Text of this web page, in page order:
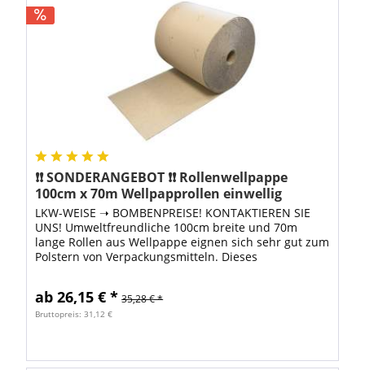
❗❗ SONDERANGEBOT ❗❗ Rollenwellpappe
100cm x 70m Wellpapprollen einwellig
LKW-WEISE ➝ BOMBENPREISE! KONTAKTIEREN SIE
UNS! Umweltfreundliche 100cm breite und 70m
lange Rollen aus Wellpappe eignen sich sehr gut zum
Polstern von Verpackungsmitteln. Dieses
ab 26,15 € * 35,28 € *
Bruttopreis: 31,12 €